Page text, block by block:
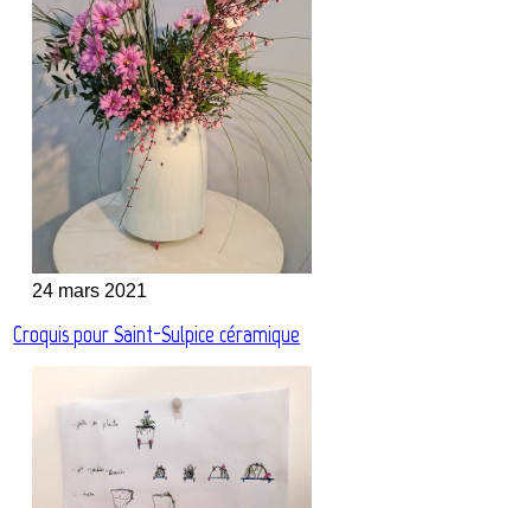
24 mars 2021
Croquis pour Saint-Sulpice céramique